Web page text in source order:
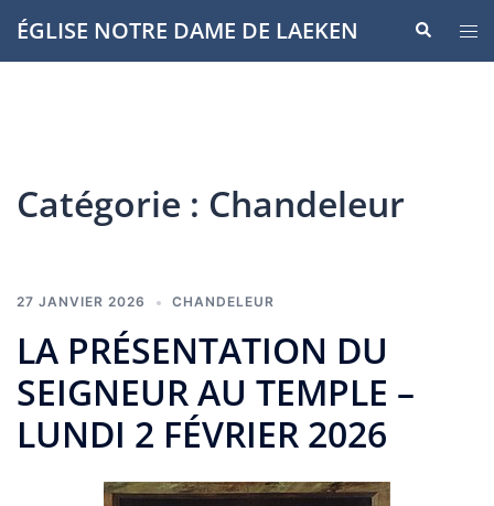
Aller
auÉGLISE NOTRE DAME DE LAEKEN
le
Catégorie : Chandeleur
27 JANVIER 2026 CHANDELEUR
LA PRÉSENTATION DU
SEIGNEUR AU TEMPLE –
LUNDI 2 FÉVRIER 2026